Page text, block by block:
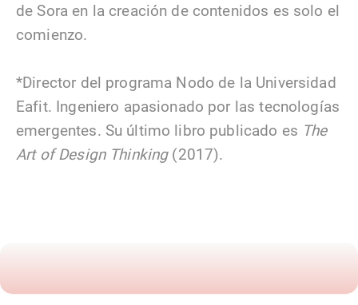
de Sora en la creación de contenidos es solo el
comienzo.
*Director del programa Nodo de la Universidad
Eafit. Ingeniero apasionado por las tecnologías
emergentes. Su último libro publicado es The
Art of Design Thinking(2017).